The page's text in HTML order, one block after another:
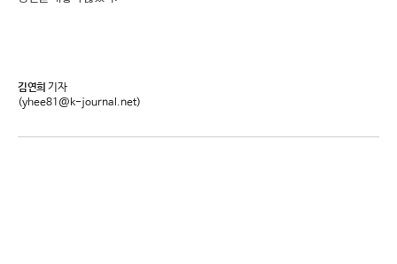
김연희 기자
(yhee81@k-journal.net)